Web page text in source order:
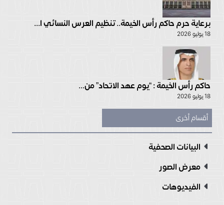
برعاية حرم حاكم رأس الخيمة.. تنظيم العرس النسائي ا...
18 يوليو 2026
حاكم رأس الخيمة : “يوم عهد الاتحاد” من...
18 يوليو 2026
أقسام أخرى
البيانات الصحفية
معرض الصور
الفيديوهات